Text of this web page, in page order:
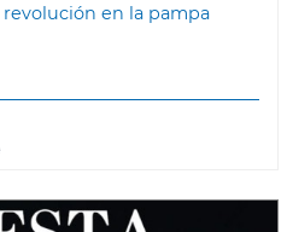
revolución en la pampa